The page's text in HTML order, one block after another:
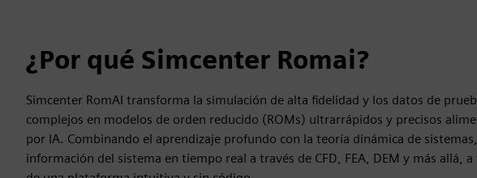
¿Por qué Simcenter Romai?
Simcenter RomAI transforma la simulación de alta fidelidad y los datos de
complejos en modelos de orden reducido (ROMs) ultrarrápidos y precisos
por IA. Combinando el aprendizaje profundo con la teoría dinámica de
información del sistema en tiempo real a través de CFD, FEA, DEM y más allá, a